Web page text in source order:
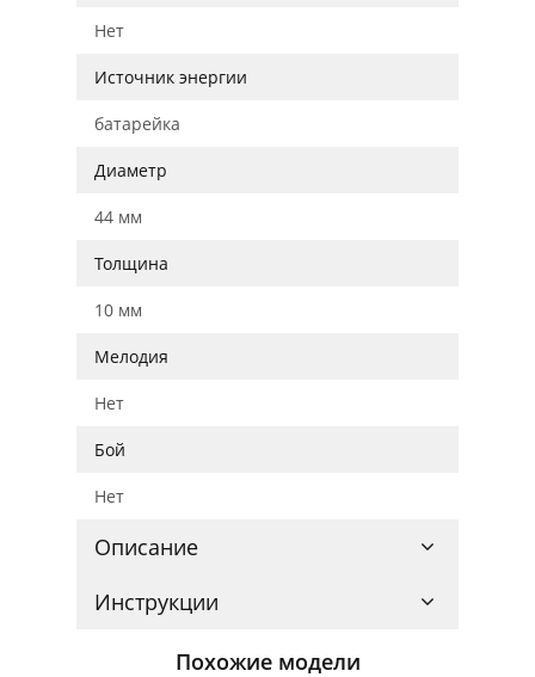
Нет
Источник энергии
батарейка
Диаметр
44 мм
Толщина
10 мм
Мелодия
Нет
Бой
Нет
Описание
Инструкции
Похожие модели